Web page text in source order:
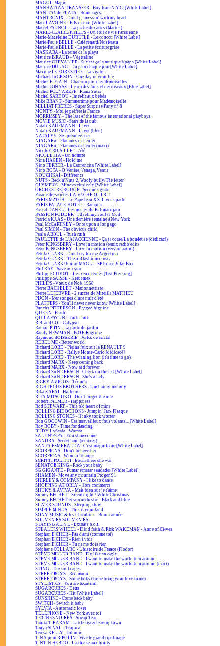
MAGGI - Magie
MANHATTAN TRANSFER - Boy from N.Y.C. [White Label]
MANITAS de PLATA - Hommages
MANTRONIX - Don't go messin' with my heart
Marc LAVOINE - Fils de moi [White Label]
Marcel PAGNOL - La partie de cartes (Marius)
MARIE-CLAIRE/PHILIPS - Un soir de Vie Parisienne
Marie-Madeleine DURUFLÉ - Le coucou [White Label]
Marie-Paule BELLE - Café renard/Nosferatu
Marie-Paule BELLE - La petite écriture grise
MASKARA - La reine de la playa
Maurice BIRAUD - Végétaline
Maurice CHEVALIER - Si c'est ça la musique à papa [White Label]
Maurice DULAC - Du pain chaque jour [White Label]
Maxime LE FORESTIER - La visite
Michael JACKSON - One day in your life
Michel FUGAIN - Chanson pour les demoiselles
Michel JONASZ - Le roi des fous et des oiseaux [Blue Label]
Michel POLNAREFF - Kama Sutra
Michel SARDOU - Interdit aux bébés
Mike BRANT - Summertime pour Mademoiselle
MILLIAT FRÈRES - Super Surprise Party n° 8
MONTY - Moi je préfère la France
MORRISSEY - The last of the famous international playboys
MOVIE MUSIC - Stars de la pub
Natali KAUFMANN - Lover
Natali KAUFMANN - Lover (bleu)
NATALYS - Ses premiers cris
NIAGARA - Flammes de l'enfer
NIAGARA - Flammes de l'enfer (maxi)
Nicole CROISILLE - L'été
NICOLETTA - Un homme
Nina HAGEN - Hold me
Nino FERRER - La Carmencita [White Label]
Nino ROTA - O Venise, Venaga, Venus
NOUCHKAÏ - Différence
NUTS - Rock'n'Nuts 2, Wooly bully/The letter
OLYMPICS - Mine exclusively [White Label]
ORCHESTRE ROUGE - Seconds grate
Parade de variétés LA VACHE QUI RIT
PARIS MATCH - Le Pape Jean XXIII vous parle
PARIS PALACE HOTEL - Ramona
Pascal DANEL - Les neiges du Kilimandjaro
PASSION FODDER - I'd sell my soul to God
Patricia KAAS - Une dernière semaine à New York
Paul McCARTNEY - Once upon a long ago
Paul SIMON - The obvious child
Paula ABDUL - Rush rush
PAULETTE de L'AJACCIENNE - Ça se corse/La boudeuse (dédicacé)
Peter KINGSBERY - Love in motion (remix radio edit)
Peter KINGSBERY - Love in motion (version radio)
Petula CLARK - Don't cry for me Argentina
Petula CLARK - The old fashioned way
Petula CLARK/Junior MAGLI - SP biface Juke-Box
Phil RAY - Save our star
Philippe GUYOT - Les yeux cernés [Test Pressing]
Philippe SAISSE - Kelbomek
PHILIPS - Vœux de Noël 1958
Pierre BACHELET - Marionnettiste
Pierre LEFEBVRE - 2 succès de Mireille MATHIEU
PIJON - Mensonges d'une nuit d'été
PLATTERS - You'll never never know [White Label]
Punchs PITTERSON - Reggae-biguine
QUEEN - Flash
QUILAPAYUN - Tutti-frutti
R.B. and CO. - Calypso
Ramon PIPIN - La porte du jardin
Randy NEWMAN - B.O.F. Ragtime
Raymond BOISSERIE - Perles de cristal
REBEL MC - Better world
Richard LORD - Pleins feux sur la RENAULT 9
Richard LORD - Rallye Monte-Carlo [dédicacé]
Richard LORD - The winning lion (it's time to go)
Richard MARX - Keep coming back
Richard MARX - Now and forever
Richard SANDERSON - Check on the list [White Label]
Richard SANDERSON - She's a lady
RICKY AMIGOS - Téquila
RIGHTEOUS BROTHERS - Unchained melody
Rika ZARAÏ - Hallelou
RITA MITSOUKO - Don't forget the nite
Robert PALMER - Happiness
Rod STEWART - This old heart of mine
ROLLING BIDOCHONS - Jumpin' Jack Flasque
ROLLING STONES - Honky tonk women
Ron GOODWIN - Ces merveilleux fous volants... [White Label]
Roy ROBY - Time for dancing
RUDY La Scala - Woman
SALT'N'PEPA - You showed me
SANDRA - Secret land (remixes)
SANTA ESMERALDA - C'est magnifique [White Label]
SCORPIONS - Don't believe her
SCORPIONS - Wind of change
SCRITTI POLITTI - Boom there she was
SENATOR KING - Rock your baby
SG GIGANTE - Fumar é matar saudades [White Label]
SHAMEN - Move any mountain Progen 91
SHIRLEY & COMPANY - I like to dance
SHOPPING AT ORLY - Hors commerce
SHUKY & AVIVA - Mais bien sûr je t'aime
Sidney BECHET - Silent night / White Christmas
Sidney BECHET et son orchestre - Black and blue
SILVER SOUNDS - Sleeping slow
SIMPLE MINDS - This is your land
SONY MUSIC & les Chérubins - Bonne année
SOUVENIRS SOUVENIRS
STAYING ALIVE - Extraits b.o.f.
STEALERS WHEEL - Blind faith & Rick WAKEMAN - Anne of Cleves
Stephan EICHER - Pas d'ami (comme toi)
Stephan EICHER - Rien à voir
Stephan EICHER - Tu ne me dois rien
Stéphane COLLARO - L'histoire de France (Flodor)
STEVE MILLER BAND - Fly like an eagle
STEVE MILLER BAND - I want to make the world turn around
STEVE MILLER BAND - I want to make the world turn around (maxi)
STING - The soul cages
STREET BOYS - Red moon
STREET BOYS - Some folks (come bring your love to me)
STYLISTICS - You are beautiful
SUGARCUBES - Deus
SUGARCUBES - Hit [White Label]
SUNSHINE - Come back baby
SWITCH - Switch it baby
SYLVIA - Automatic lover
TÉLÉPHONE - New York avec toi
TÉTINES NOIRES - Streap Teac
Tanita TIKARAM - Little sister leaving town
Tanya St VAL - Tropical
Teresa KELLY - Johnnie
TINA pour RIPOLIN - Vive le grand ripolinage
TINTIN HEBDO - La chasse aux bruits